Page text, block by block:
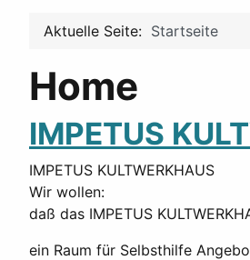
Aktuelle Seite: Startseite
Home
IMPETUS
IMPETUS KULTWERKHAUS
Wir wollen:
daß das IMPETUS
ein Raum für Selbsthilfe